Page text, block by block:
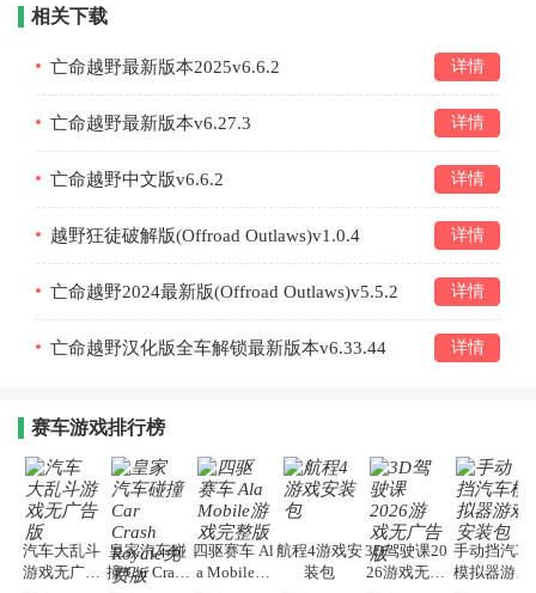
相关下载
亡命越野最新版本2025v6.6.2 详情
亡命越野最新版本v6.27.3 详情
亡命越野中文版v6.6.2 详情
越野狂徒破解版(Offroad Outlaws)v1.0.4 详情
亡命越野2024最新版(Offroad Outlaws)v5.5.2 详情
亡命越野汉化版全车解锁最新版本v6.33.44 详情
赛车游戏排行榜
汽车大乱斗
游戏无广告
皇家汽车碰
撞 Car Crash
四驱赛车 Al
a Mobile游
航程4游戏安
装包
3D驾驶课20
26游戏无广
手动挡汽车
模拟器游戏